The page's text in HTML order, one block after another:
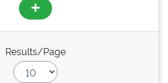
Results/Page